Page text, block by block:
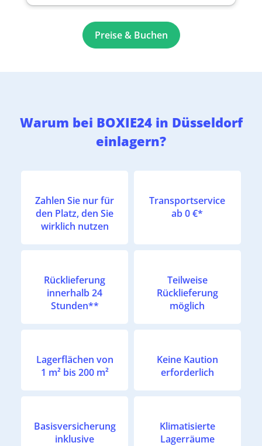
Preise & Buchen
Warum bei BOXIE24 in Düsseldorf
einlagern?
Zahlen Sie nur für
den Platz, den Sie
wirklich nutzen
Transportservice
ab 0 €*
Rücklieferung
innerhalb 24
Stunden**
Teilweise
Rücklieferung
möglich
Lagerflächen von
1 m² bis 200 m²
Keine Kaution
erforderlich
Basisversicherung
inklusive
Klimatisierte
Lagerräume